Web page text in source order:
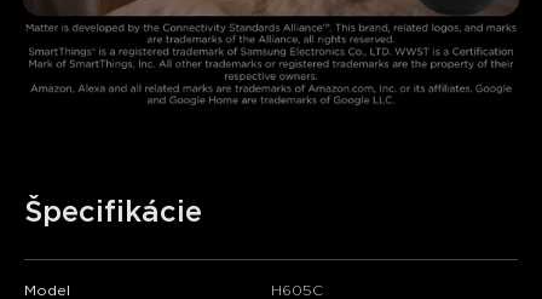
Špecifikácie
Model H605C